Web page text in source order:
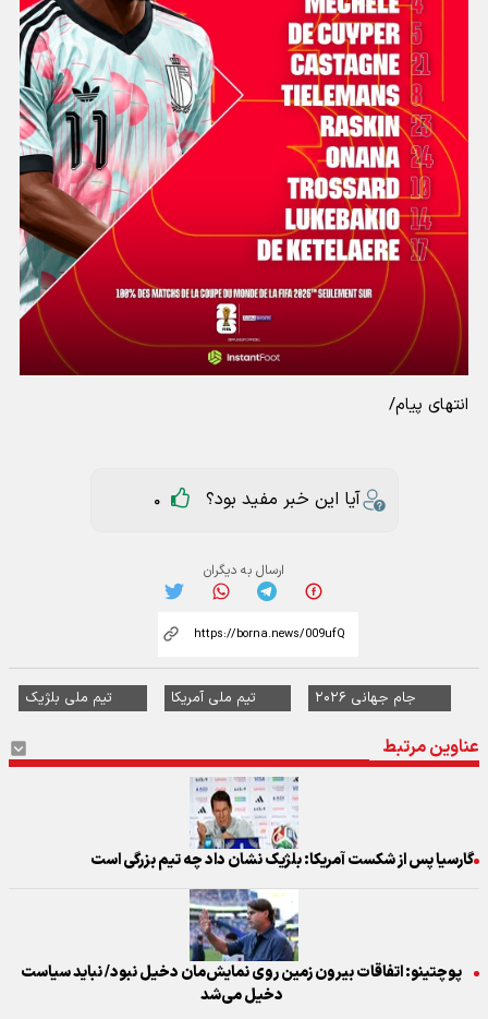
انتهای پیام/
آیا این خبر مفید بود؟ 0
ارسال به دیگران
جام جهانی ۲۰۲۶ تیم ملی آمریکا تیم ملی بلژیک
عناوین مرتبط
گارسیا پس از شکست آمریکا: بلژیک نشان داد چه تیم بزرگی است
پوچتینو: اتفاقات بیرون زمین روی نمایش‌مان دخیل نبود/ نباید سیاست
دخیل می‌شد